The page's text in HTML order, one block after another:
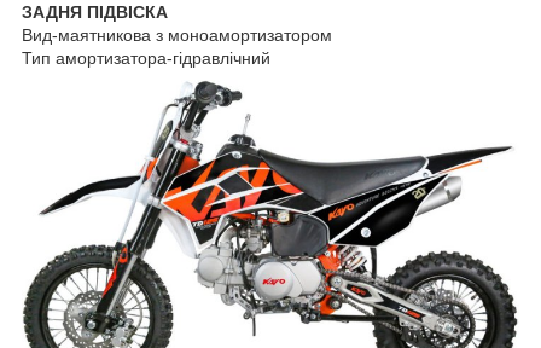
ЗАДНЯ ПІДВІСКА
Вид-маятникова з моноамортизатором
Тип амортизатора-гідравлічний